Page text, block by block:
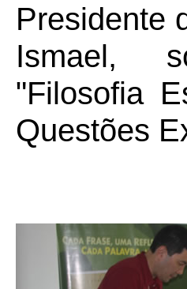
Presidente
Ismael,
"Filosofia
Questões